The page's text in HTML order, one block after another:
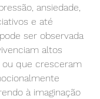
ansiedade,
e até
ser observada
altos
ou que cresceram
à imaginação